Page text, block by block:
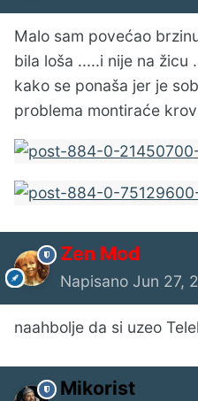
Malo sam povećao
bila loša .....i nije na
kako se ponaša jer je
problema montiraće
Zen Mod
Napisano Jun 27,
naahbolje da si uzeo
Mikorist